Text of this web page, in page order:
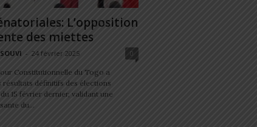
L’opposition
des miettes
- 24 février 2025 0
Constitutionnelle du Togo a
résultats définitifs des élections
15 février dernier, validant une
du...